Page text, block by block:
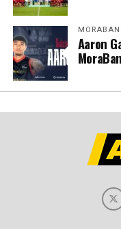
Aaron